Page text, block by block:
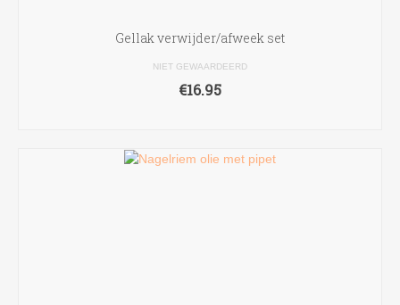
Gellak verwijder/afweek set
NIET GEWAARDEERD
€16.95